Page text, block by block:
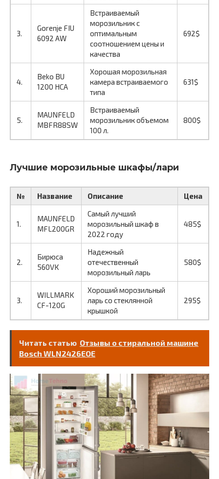
3.
Gorenje FIU
6092 AW
Встраиваемый
морозильник с
оптимальным
соотношением цены и
качества
692$
4.
Beko BU
1200 HCA
Хорошая морозильная
камера встраиваемого
типа
631$
5.
MAUNFELD
MBFR88SW
Встраиваемый
морозильник объемом
100 л.
800$
Лучшие морозильные шкафы/лари
№ Название Описание Цена
1.
MAUNFELD
MFL200GR
Самый лучший
морозильный шкаф в
2022 году
485$
2.
Бирюса
560VK
Надежный
отечественный
морозильный ларь
580$
3.
WILLMARK
CF-120G
Хороший морозильный
ларь со стеклянной
крышкой
295$
Читать статью Отзывы о стиральной машине
Bosch WLN2426EOE